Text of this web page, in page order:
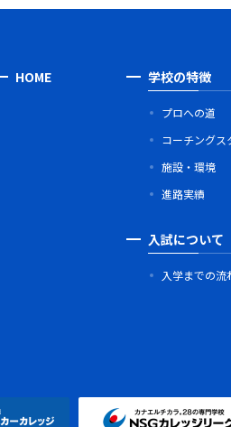
HOME 学校の特徴
プロへの道
コーチングス
施設・環境
進路実績
入試について
入学までの流